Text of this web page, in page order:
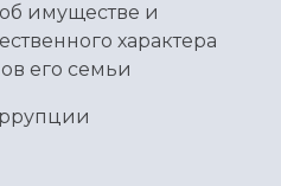
имуществе и
характера
его семьи